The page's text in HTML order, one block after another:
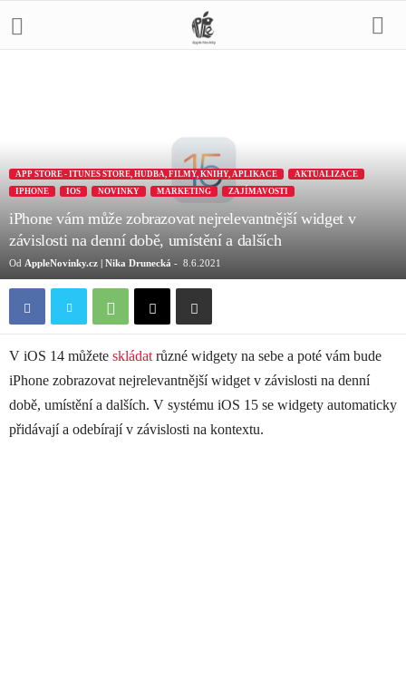
APP STORE - ITUNES STORE, HUDBA, FILMY, KNIHY, APLIKACE
AKTUALIZACE
IPHONE
IOS NOVINKY MARKETING ZAJÍMAVOSTI
iPhone vám může zobrazovat nejrelevantnější widget v
závislosti na denní době, umístění a dalších
Od AppleNovinky.cz | Nika Drunecká - 8.6.2021
V iOS 14 můžete skládatrůzné ‌widgety‌ na sebe a poté vám bude
iPhone zobrazovat nejrelevantnější widget v závislosti na denní
době, umístění a dalších. V systému iOS 15 se widgety automaticky
přidávají a odebírají ‌v závislosti na kontextu.